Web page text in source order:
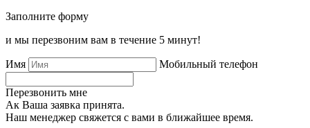
Заполните форму
и мы перезвоним вам в течение 5 минут!
Имя Мобильный телефон
Перезвонить мне
Ак Ваша заявка принята.
Наш менеджер свяжется с вами в ближайшее время.